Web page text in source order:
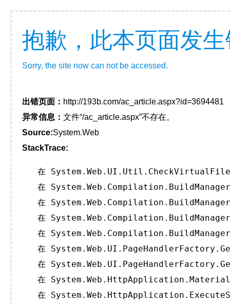
抱歉，此本页面发
Sorry, the site now can not be accessed.
出错页面： http://193b.com/ac_article.aspx?id=3694481
异常信息： 文件“/ac_article.aspx”不存在。
Source:System.Web
StackTrace:
在
在
在
在
在
在
在
在
在